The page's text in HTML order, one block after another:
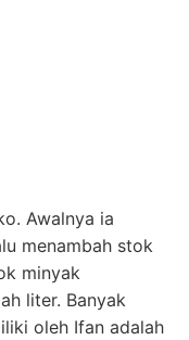
Awalnya ia
menambah stok
minyak
liter. Banyak
oleh Ifan adalah